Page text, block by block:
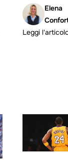
Elena
Leggi